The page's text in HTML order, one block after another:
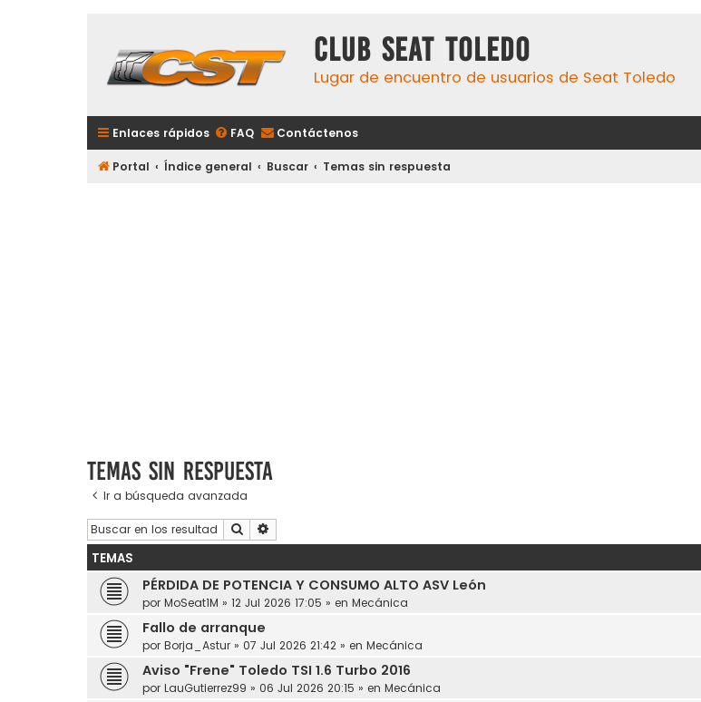
Club Seat Toledo
Lugar de encuentro de usuarios de Seat Toledo
Enlaces rápidos FAQ Contáctenos
Portal Índice general Buscar Temas sin respuesta
Temas sin respuesta
Ir a búsqueda avanzada
Buscar
TEMAS
PÉRDIDA DE POTENCIA Y CONSUMO ALTO ASV León
por MoSeat1M » 12 Jul 2026 17:05 » en Mecánica
Fallo de arranque
por Borja_Astur » 07 Jul 2026 21:42 » en Mecánica
Aviso "Frene" Toledo TSI 1.6 Turbo 2016
por LauGutierrez99 » 06 Jul 2026 20:15 » en Mecánica